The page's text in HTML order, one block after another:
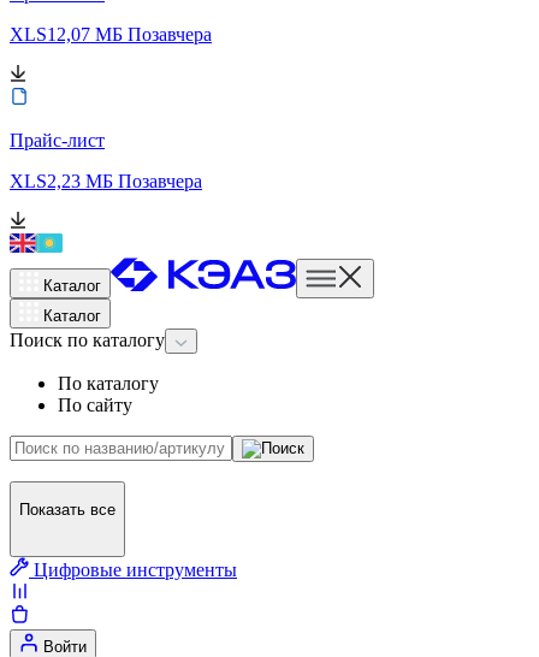
XLS12,07 МБ Позавчера
Прайс-лист
XLS2,23 МБ Позавчера
Каталог
Каталог
Поиск по каталогу
По каталогу
По сайту
Показать все
Цифровые инструменты
Войти